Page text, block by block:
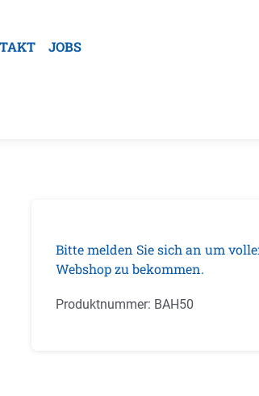
JOBS
Bitte melden Sie sich an um
Webshop zu bekommen.
Produktnummer: BAH50